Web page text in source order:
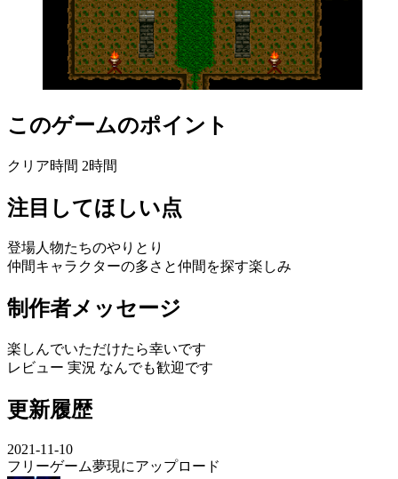
このゲームのポイント
クリア時間 2時間
注目してほしい点
登場人物たちのやりとり
仲間キャラクターの多さと仲間を探す楽しみ
制作者メッセージ
楽しんでいただけたら幸いです
レビュー 実況 なんでも歓迎です
更新履歴
2021-11-10
フリーゲーム夢現にアップロード